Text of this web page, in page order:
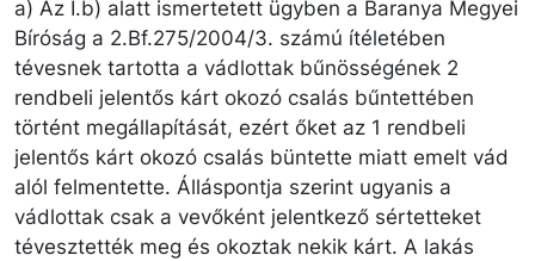
a) Az I.b) alatt ismertetett ügyben a Baranya Megyei
Bíróság a 2.Bf.275/2004/3. számú ítéletében
tévesnek tartotta a vádlottak bűnösségének 2
rendbeli jelentős kárt okozó csalás bűntettében
történt megállapítását, ezért őket az 1 rendbeli
jelentős kárt okozó csalás büntette miatt emelt vád
alól felmentette. Álláspontja szerint ugyanis a
vádlottak csak a vevőként jelentkező sértetteket
tévesztették meg és okoztak nekik kárt. A lakás